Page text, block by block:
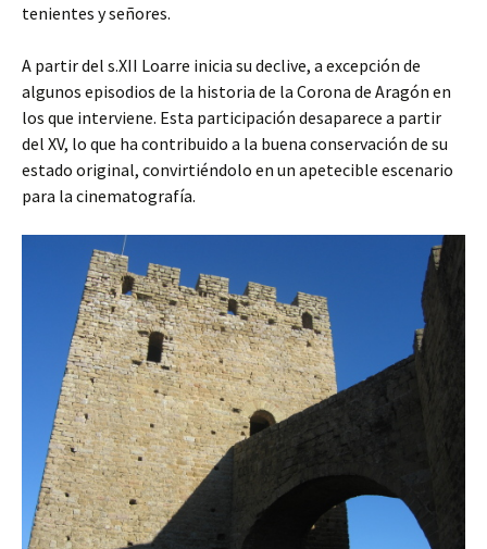
tenientes y señores.
A partir del s.XII Loarre inicia su declive, a excepción de
algunos episodios de la historia de la Corona de Aragón en
los que interviene. Esta participación desaparece a partir
del XV, lo que ha contribuido a la buena conservación de su
estado original, convirtiéndolo en un apetecible escenario
para la cinematografía.